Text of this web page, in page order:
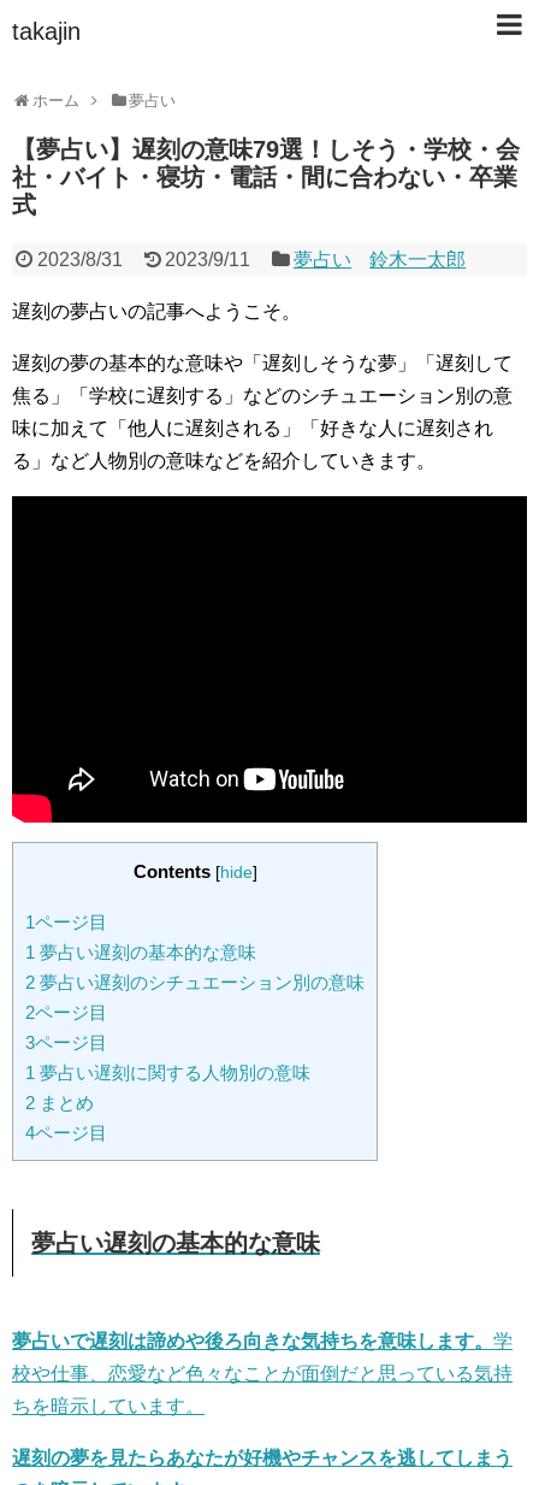
takajin
ホーム 夢占い
【夢占い】遅刻の意味79選！しそう・学校・会
社・バイト・寝坊・電話・間に合わない・卒業
式
2023/8/31 2023/9/11 夢占い 鈴木一太郎
遅刻の夢占いの記事へようこそ。
遅刻の夢の基本的な意味や「遅刻しそうな夢」「遅刻して
焦る」「学校に遅刻する」などのシチュエーション別の意
味に加えて「他人に遅刻される」「好きな人に遅刻され
る」など人物別の意味などを紹介していきます。
Contents [hide]
1ページ目
1 夢占い遅刻の基本的な意味
2 夢占い遅刻のシチュエーション別の意味
2ページ目
3ページ目
1 夢占い遅刻に関する人物別の意味
2 まとめ
4ページ目
夢占い遅刻の基本的な意味
夢占いで遅刻は諦めや後ろ向きな気持ちを意味します。 学
校や仕事、恋愛など色々なことが面倒だと思っている気持
ちを暗示しています。
遅刻の夢を見たらあなたが好機やチャンスを逃してしまう